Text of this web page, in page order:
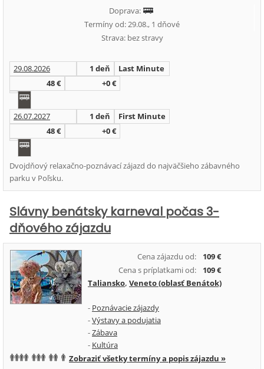
Doprava:
Termíny od: 29.08., 1 dňové
Strava: bez stravy
29.08.2026 1 deň
Last Minute
48 €
+0 €
26.07.2027 1 deň
First Minute
48 €
+0 €
Dvojdňový relaxačno-poznávací zájazd do najväčšieho zábavného
parku v Poľsku.
Slávny benátsky karneval počas 3-
dňového zájazdu
Cena zájazdu od:
109 €
Cena s príplatkami od:
109 €
Taliansko, Veneto (oblasť Benátok)
- Poznávacie zájazdy
-Výstavy a podujatia
-Zábava
- Kultúra
Zobraziť všetky termíny a popis zájazdu »